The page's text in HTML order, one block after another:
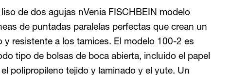
de dos agujas nVenia FISCHBEIN modelo
de puntadas paralelas perfectas que crean un
y resistente a los tamices. El modelo 100-2 es
tipo de bolsas de boca abierta, incluido el papel
polipropileno tejido y laminado y el yute. Un